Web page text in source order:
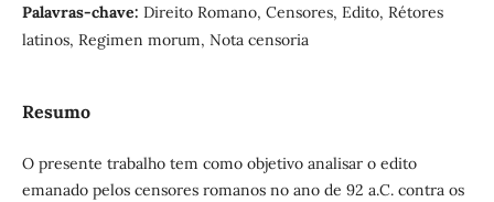
Palavras-chave: Direito Romano, Censores, Edito, Rétores
latinos, Regimen morum, Nota censoria
Resumo
O presente trabalho tem como objetivo analisar o edito
emanado pelos censores romanos no ano de 92 a.C. contra os